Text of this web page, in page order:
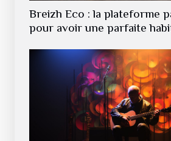
Breizh Eco : la plateforme
pour avoir une parfaite